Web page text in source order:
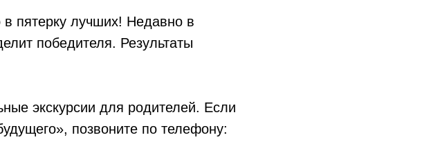
пятерку лучших! Недавно в
победителя. Результаты
экскурсии для родителей. Если
позвоните по телефону: